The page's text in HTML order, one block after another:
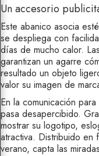
Un accesorio
Este abanico asocia
se despliega con
días de mucho calor.
garantizan un agarre
resultado un objeto
valor su imagen de
En la comunicación
pasa desapercibido.
mostrar su logotipo,
atractiva. Distribuido en
verano, capta las